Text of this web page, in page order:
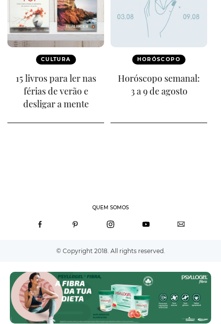
CULTURA
15 livros para ler nas
férias de verão e
desligar a mente
HORÓSCOPO
Horóscopo semanal:
3 a 9 de agosto
QUEM SOMOS
© Copyright 2018. All rights reserved.